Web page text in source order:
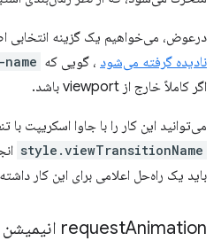
درعوض، می‌خواهیم یک گزینه انتخابی
نادیده گرفته می‌شود ، گویی که
اگر کاملاً خارج از viewport باشد.
می‌توانید این کار را با جاوا اسکریپت با
style.viewTransitionName
باید یک راه‌حل اعلامی برای این کار
requestAnimation انیمیشن های فریم محور